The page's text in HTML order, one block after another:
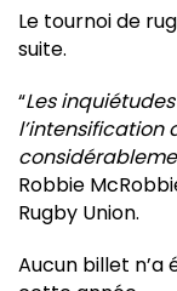
Le tournoi de
suite.
“Les
l’intensification
Robbie
Rugby Union.
Aucun billet